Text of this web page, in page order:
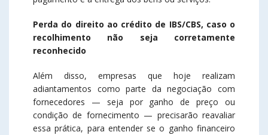
Perda do direito ao crédito de IBS/CBS, caso o
recolhimento não seja corretamente
reconhecido
Além disso, empresas que hoje realizam
adiantamentos como parte da negociação com
fornecedores — seja por ganho de preço ou
condição de fornecimento — precisarão reavaliar
essa prática, para entender se o ganho financeiro